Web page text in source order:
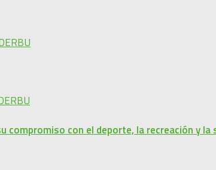
compromiso con el deporte, la recreación y la